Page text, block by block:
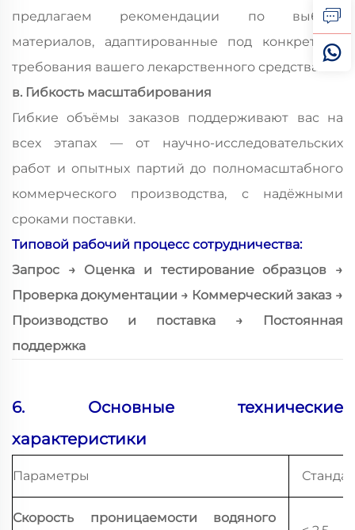
предлагаем рекомендации по выбору
материалов, адаптированные под конкретные
требования вашего лекарственного средства.
в. Гибкость масштабирования
Гибкие объёмы заказов поддерживают вас на
всех этапах — от научно-исследовательских
работ и опытных партий до полномасштабного
коммерческого производства, с надёжными
сроками поставки.
Типовой рабочий процесс сотрудничества:
Запрос → Оценка и тестирование образцов →
Проверка документации → Коммерческий заказ →
Производство и поставка → Постоянная
поддержка
6. Основные технические
характеристики
Параметры
Скорость проницаемости водяного